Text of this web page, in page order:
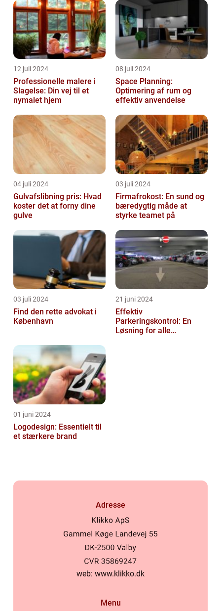
12 juli 2024
Professionelle malere i
Slagelse: Din vej til et
nymalet hjem
08 juli 2024
Space Planning:
Optimering af rum og
effektiv anvendelse
04 juli 2024
Gulvafslibning pris: Hvad
koster det at forny dine
gulve
03 juli 2024
Firmafrokost: En sund og
bæredygtig måde at
styrke teamet på
03 juli 2024
Find den rette advokat i
København
21 juni 2024
Effektiv
Parkeringskontrol: En
Løsning for alle
01 juni 2024
Logodesign: Essentielt til
et stærkere brand
Adresse
web: www.klikko.dk
Menu